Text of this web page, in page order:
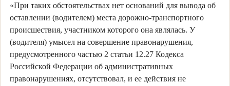
«При таких обстоятельствах нет оснований для вывода об
оставлении (водителем) места дорожно-транспортного
происшествия, участником которого она являлась. У
(водителя) умысел на совершение правонарушения,
предусмотренного частью 2 статьи 12.27 Кодекса
Российской Федерации об административных
правонарушениях, отсутствовал, и ее действия не